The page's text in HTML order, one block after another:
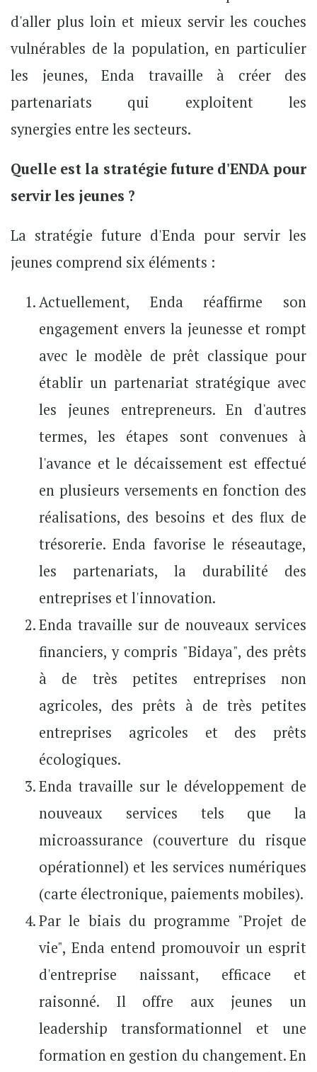
d'aller plus loin et mieux servir les couches
vulnérables de la population, en particulier
les jeunes, Enda travaille à créer des
partenariats qui exploitent les
synergies entre les secteurs.
Quelle est la stratégie future d'ENDA pour
servir les jeunes ?
La stratégie future d'Enda pour servir les
jeunes comprend six éléments :
Actuellement, Enda réaffirme son
engagement envers la jeunesse et rompt
avec le modèle de prêt classique pour
établir un partenariat stratégique avec
les jeunes entrepreneurs. En d'autres
termes, les étapes sont convenues à
l'avance et le décaissement est effectué
en plusieurs versements en fonction des
réalisations, des besoins et des flux de
trésorerie. Enda favorise le réseautage,
les partenariats, la durabilité des
entreprises et l'innovation.
Enda travaille sur de nouveaux services
financiers, y compris "Bidaya", des prêts
à de très petites entreprises non
agricoles, des prêts à de très petites
entreprises agricoles et des prêts
écologiques.
Enda travaille sur le développement de
nouveaux services tels que la
microassurance (couverture du risque
opérationnel) et les services numériques
(carte électronique, paiements mobiles).
Par le biais du programme "Projet de
vie", Enda entend promouvoir un esprit
d'entreprise naissant, efficace et
raisonné. Il offre aux jeunes un
leadership transformationnel et une
formation en gestion du changement. En